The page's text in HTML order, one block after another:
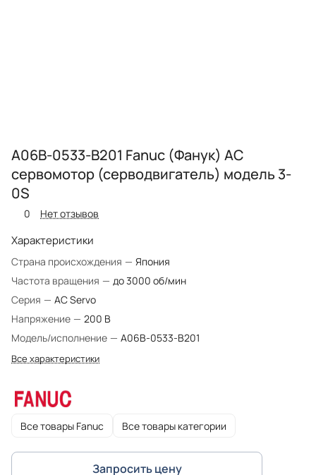
A06B-0533-B201 Fanuc (Фанук) AC
сервомотор (серводвигатель) модель 3-
0S
0 Нет отзывов
Характеристики
Страна происхождения — Япония
Частота вращения — до 3000 об/мин
Серия — AC Servo
Напряжение — 200 В
Модель/исполнение — A06B-0533-B201
Все характеристики
Все товары Fanuc Все товары категории
Запросить цену